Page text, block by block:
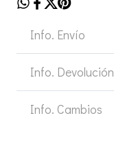
Info. Envío
Info. Devolución
Info. Cambios